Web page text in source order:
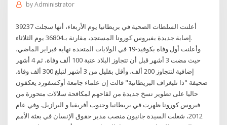
byAdministrator
أعلنت السلطات الصحية في بريطانيا يوم الأربعاء، أنها سجلت 39237
إصابة جديدة بفيروس كورونا المستجد، مقارنة بـ36804 يوم الثلاثاء.
وأعلنت أول وفاة بكوفيد-19 في الولايات المتحدة نهاية فبراير الماضي،
حيث مضت 3 أشهر قبل أن تتجاوز البلاد عتبة 100 ألف وفاة، ثم 4 أشهر
إضافية لتتجاوز 200 ألف، وأقل بقليل من 3 أشهر لتبلغ 300 ألف وفاة.
صحيفة "ذا تليغراف البريطانية" قالت إن علماء جامعة أوكسفورد يعكفون
حاليا على تطوير نسخ جديدة من لقاحهم لمكافحة سلالات متحورة من
فيروس كورونا ظهرت في بريطانيا وجنوب أفريقيا و البرازيل. وفي عام
2012، شغلت السيدة جانيون منصب مدير حقوق الإنسان في بعثة الأمم